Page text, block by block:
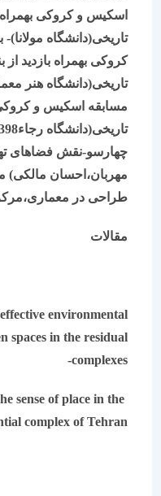
اسکیس و کروکی بهمراه
تاریخی(دانشگاه مولانا)-
کروکی بهمراه بازدید از
تاریخی(دانشگاه هنر معماری
مسابقه اسکیس و کروکی
چهارسو-نقش فضاهای تهی در
مهربان،احسان مالکی)
طراحی در معماری،مرکز
مقالات
the effective environmental
open spaces in the residual
complexes-
of the sense of place in the
complex of Tehran